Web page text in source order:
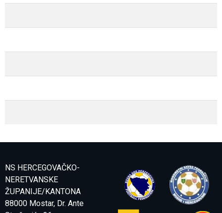
NS HERCEGOVAČKO-
NERETVANSKE
ŽUPANIJE/KANTONA
88000 Mostar, Dr. Ante